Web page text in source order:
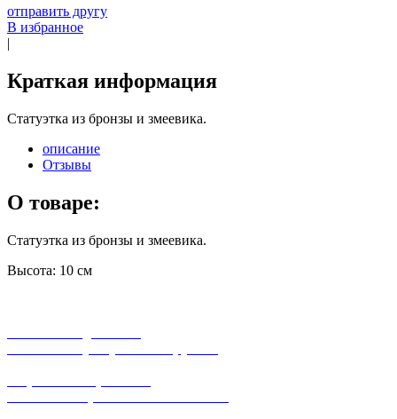
отправить другу
В избранное
|
Краткая информация
Статуэтка из бронзы и змеевика.
описание
Отзывы
О товаре:
Статуэтка из бронзы и змеевика.
Высота: 10 см